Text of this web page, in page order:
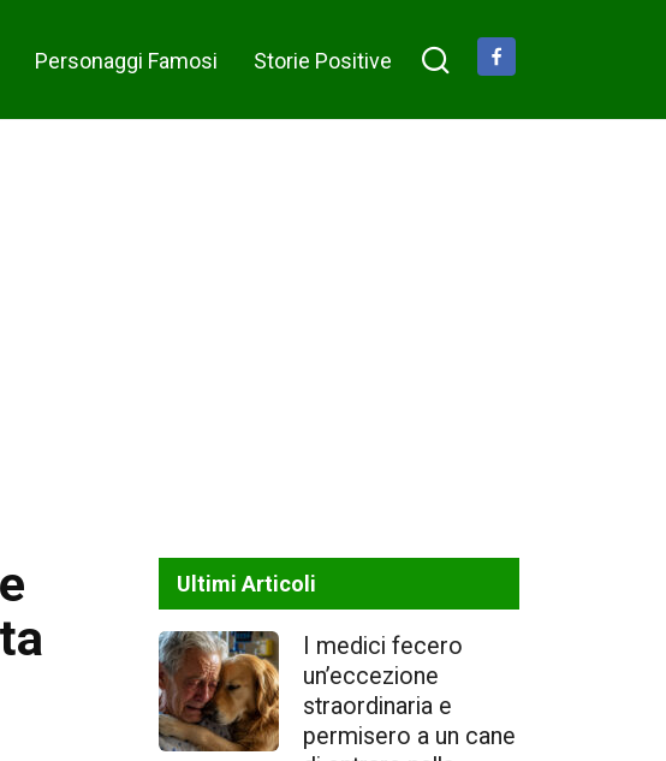
Personaggi Famosi Storie Positive
Ultimi Articoli
I medici fecero
un’eccezione
straordinaria e
permisero a un cane